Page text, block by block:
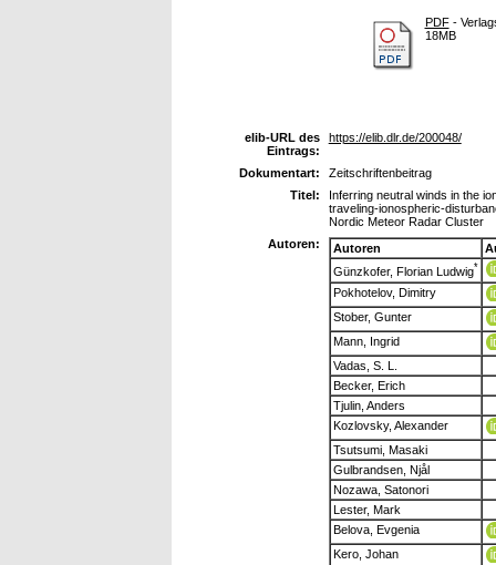
PDF-
18MB
elib-URL des
Eintrags:
https://elib.dlr.de/200048/
Dokumentart:
Zeitschriftenbeitrag
Titel:
Inferring neutral winds in the
traveling-ionospheric-
Nordic Meteor Radar Cluster
Autoren:
Autoren
Günzkofer, Florian Ludwig*
Pokhotelov, Dimitry
Stober, Gunter
Mann, Ingrid
Vadas, S. L.
Becker, Erich
Tjulin, Anders
Kozlovsky, Alexander
Tsutsumi, Masaki
Gulbrandsen, Njål
Nozawa, Satonori
Lester, Mark
Belova, Evgenia
Kero, Johan